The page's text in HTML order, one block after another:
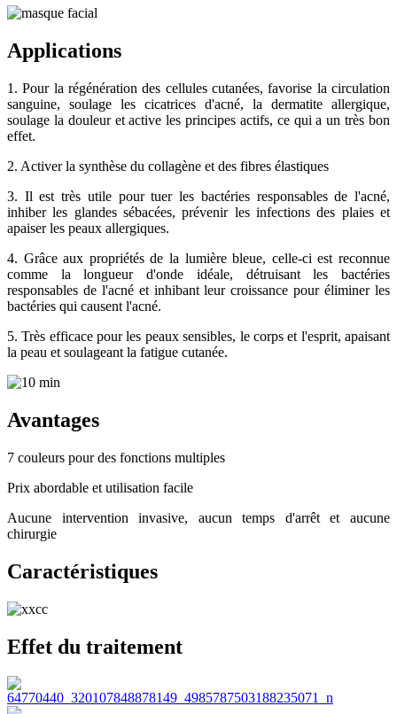
Applications
1. Pour la régénération des cellules cutanées, favorise la circulation
sanguine, soulage les cicatrices d'acné, la dermatite allergique,
soulage la douleur et active les principes actifs, ce qui a un très bon
effet.
2. Activer la synthèse du collagène et des fibres élastiques
3. Il est très utile pour tuer les bactéries responsables de l'acné,
inhiber les glandes sébacées, prévenir les infections des plaies et
apaiser les peaux allergiques.
4. Grâce aux propriétés de la lumière bleue, celle-ci est reconnue
comme la longueur d'onde idéale, détruisant les bactéries
responsables de l'acné et inhibant leur croissance pour éliminer les
bactéries qui causent l'acné.
5. Très efficace pour les peaux sensibles, le corps et l'esprit, apaisant
la peau et soulageant la fatigue cutanée.
Avantages
7 couleurs pour des fonctions multiples
Prix ​​abordable et utilisation facile
Aucune intervention invasive, aucun temps d'arrêt et aucune
chirurgie
Caractéristiques
Effet du traitement